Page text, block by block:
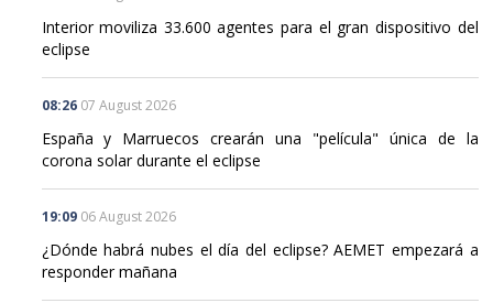
Interior moviliza 33.600 agentes para el gran dispositivo del
eclipse
08:26 07 August 2026
España y Marruecos crearán una "película" única de la
corona solar durante el eclipse
19:09 06 August 2026
¿Dónde habrá nubes el día del eclipse? AEMET empezará a
responder mañana